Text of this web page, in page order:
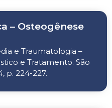
– Osteogênese
e Traumatologia –
e Tratamento. São
p. 224-227.